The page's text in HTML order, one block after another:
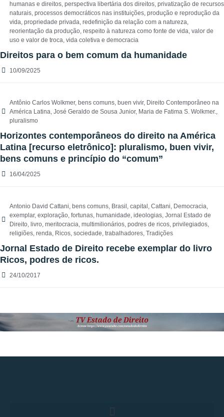
humanas e direitos, perspectiva libertária dos direitos, privatização de recursos
naturais, processos democráticos nas instituições, produção e reprodução da
vida, propriedade privada, redefinição da relação com a natureza,
reorientação da produção, respeito à natureza como fonte de vida, valor de
uso e valor de troca, vida coletiva e democracia
Direitos para o bem comum da humanidade
10/09/2025
Antônio Carlos Wolkmer, bens comuns, buen vivir, Direito Contemporâneo na
América Latina, José Geraldo de Sousa Junior, Maria de Fatima S. Wolkmer.,
pluralismo
Horizontes contemporâneos do direito na América
Latina [recurso eletrônico]: pluralismo, buen vivir,
bens comuns e princípio do “comum”
16/04/2025
Antonio David Cattani, bens comuns, Brasil , capital , Cattani, Democracia,
exemplar, exploração, fortunas, humanidade, ideologias, Jornal Estado de
Direito, livro, meritocracia, multimilionários, podres de ricos, privilegiados,
religiões, renda, Ricos, sociedade, trabalhadores, Tradições
Jornal Estado de Direito recebe exemplar do livro
Ricos, podres de ricos.
24/10/2017